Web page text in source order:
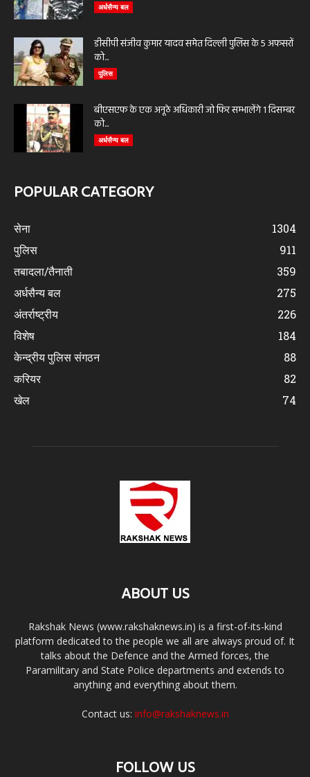
अर्धसैन्य बल
डीसीपी संजीव कुमार यादव समेत दिल्ली पुलिस के 5 अफसरों
को...
पुलिस
बीएसएफ के एक अनूठे अधिकारी जो फिर सम्भालेंगे 1 दिसम्बर
को...
अर्धसैन्य बल
POPULAR CATEGORY
सेना
1304
पुलिस
911
तबादला/तैनाती
359
अर्धसैन्य बल
275
अंतर्राष्ट्रीय
226
विशेष
184
केन्द्रीय पुलिस संगठन
88
करियर
82
खेल
74
ABOUT US
Rakshak News (www.rakshaknews.in) is a first-of-its-kind
platform dedicated to the people we all are always proud of. It
talks about the Defence and the Armed forces, the
Paramilitary and State Police departments and extends to
anything and everything about them.
Contact us: info@rakshaknews.in
FOLLOW US